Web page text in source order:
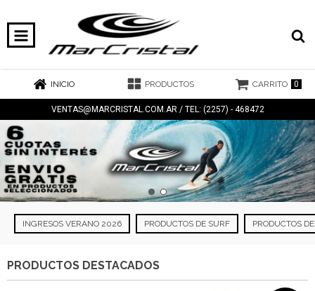
INICIO PRODUCTOS CARRITO 0
VENTAS@MARCRISTAL.COM.AR/ TEL: (2257) - 468472
INGRESOS VERANO 2026 PRODUCTOS DE SURF PRODUCTOS
PRODUCTOS DESTACADOS